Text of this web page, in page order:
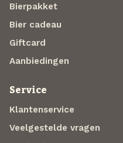
Bierpakket
Bier cadeau
Giftcard
Aanbiedingen
Service
Klantenservice
Veelgestelde vragen